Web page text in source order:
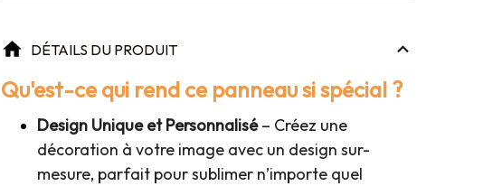
DÉTAILS DU PRODUIT
Qu'est-ce qui rend ce panneau si spécial ?
Design Unique et Personnalisé– Créez une
décoration à votre image avec un design sur-
mesure, parfait pour sublimer n’importe quel